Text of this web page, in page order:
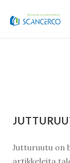
Jutturuutu on
artikkeleita